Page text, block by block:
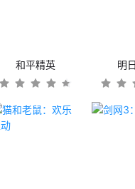
和平精英 明